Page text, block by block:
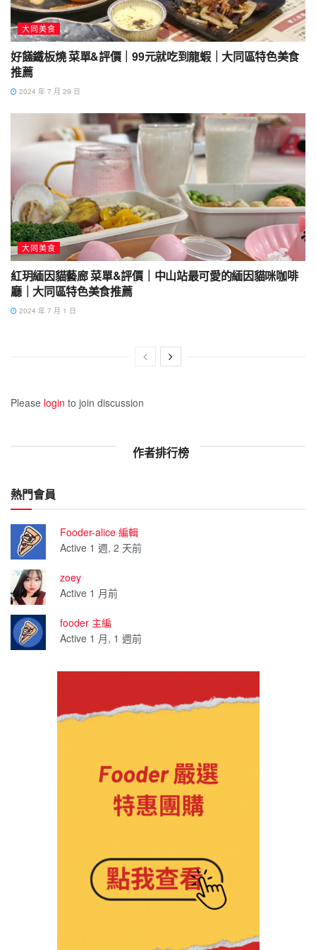
大同美食
好饈鐵板燒 菜單&評價｜99元就吃到龍蝦｜大同區特色美食
推薦
2024 年 7 月 29 日
大同美食
紅玥緬因貓藝廊 菜單&評價｜中山站最可愛的緬因貓咪咖啡
廳｜大同區特色美食推薦
2024 年 7 月 1 日
Please login to join discussion
作者排行榜
熱門會員
Fooder-alice 編輯
Active 1 週, 2 天前
zoey
Active 1 月前
fooder 主編
Active 1 月, 1 週前